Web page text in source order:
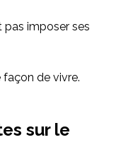
pas imposer ses
de vivre.
sur le